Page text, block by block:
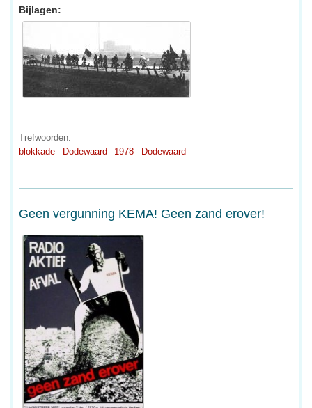
Bijlagen:
Trefwoorden:
blokkade
Dodewaard 1978 Dodewaard
Geen vergunning KEMA! Geen zand erover!